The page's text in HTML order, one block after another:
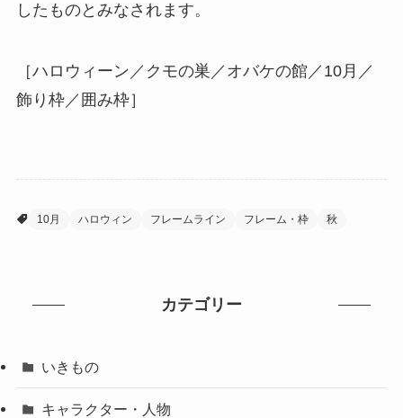
したものとみなされます。
［ハロウィーン／クモの巣／オバケの館／10月／
飾り枠／囲み枠］
10月 ハロウィン フレームライン フレーム・枠 秋
カテゴリー
いきもの
キャラクター・人物